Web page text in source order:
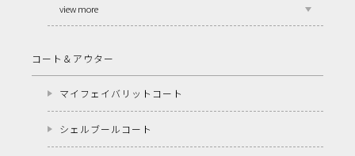
view more
コート＆アウター
マイフェイバリットコート
シェルブールコート